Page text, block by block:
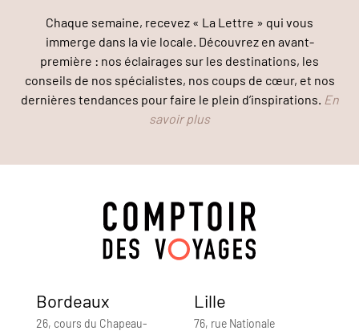
Chaque semaine, recevez « La Lettre » qui vous
immerge dans la vie locale. Découvrez en avant-
première : nos éclairages sur les destinations, les
conseils de nos spécialistes, nos coups de cœur, et nos
dernières tendances pour faire le plein d’inspirations. En
savoir plus
Bordeaux
26, cours du Chapeau-
Lille
76, rue Nationale